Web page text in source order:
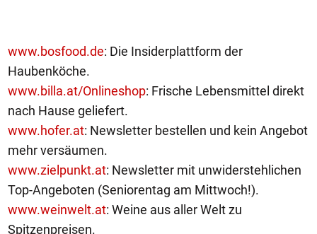
www.bosfood.de: Die Insiderplattform der
Haubenköche.
www.billa.at/Onlineshop: Frische Lebensmittel direkt
nach Hause geliefert.
www.hofer.at: Newsletter bestellen und kein Angebot
mehr versäumen.
www.zielpunkt.at: Newsletter mit unwiderstehlichen
Top-Angeboten (Seniorentag am Mittwoch!).
www.weinwelt.at: Weine aus aller Welt zu
Spitzenpreisen.